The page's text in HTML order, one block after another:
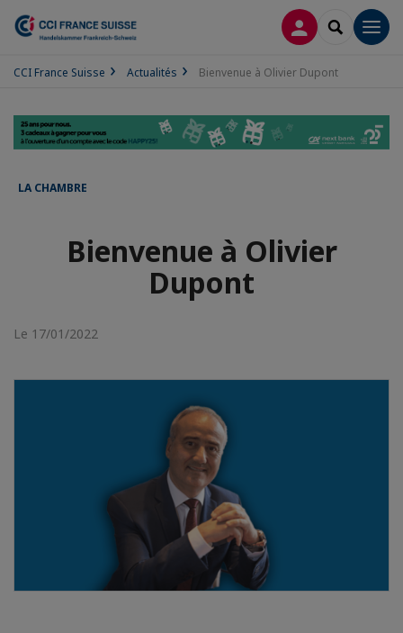
CONNEXION
CCI France Suisse Actualités Bienvenue à Olivier Dupont
LA CHAMBRE
Bienvenue à Olivier
Dupont
Le 17/01/2022